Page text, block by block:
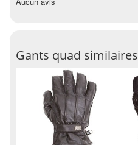
Gants quad similaires